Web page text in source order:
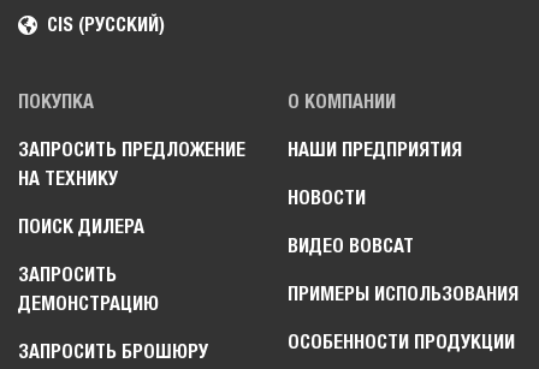
CIS (РУССКИЙ)
ПОКУПКА
ЗАПРОСИТЬ ПРЕДЛОЖЕНИЕ
НА ТЕХНИКУ
ПОИСК ДИЛЕРА
ЗАПРОСИТЬ
ДЕМОНСТРАЦИЮ
ЗАПРОСИТЬ БРОШЮРУ
О КОМПАНИИ
НАШИ ПРЕДПРИЯТИЯ
НОВОСТИ
ВИДЕО BOBCAT
ПРИМЕРЫ ИСПОЛЬЗОВАНИЯ
ОСОБЕННОСТИ ПРОДУКЦИИ